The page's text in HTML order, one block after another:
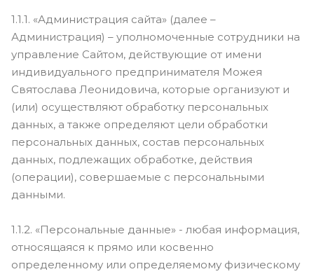
1.1.1. «Администрация сайта» (далее –
Администрация) – уполномоченные сотрудники на
управление Сайтом, действующие от имени
индивидуального предпринимателя Можея
Святослава Леонидовича, которые организуют и
(или) осуществляют обработку персональных
данных, а также определяют цели обработки
персональных данных, состав персональных
данных, подлежащих обработке, действия
(операции), совершаемые с персональными
данными.
1.1.2. «Персональные данные» - любая информация,
относящаяся к прямо или косвенно
определенному или определяемому физическому